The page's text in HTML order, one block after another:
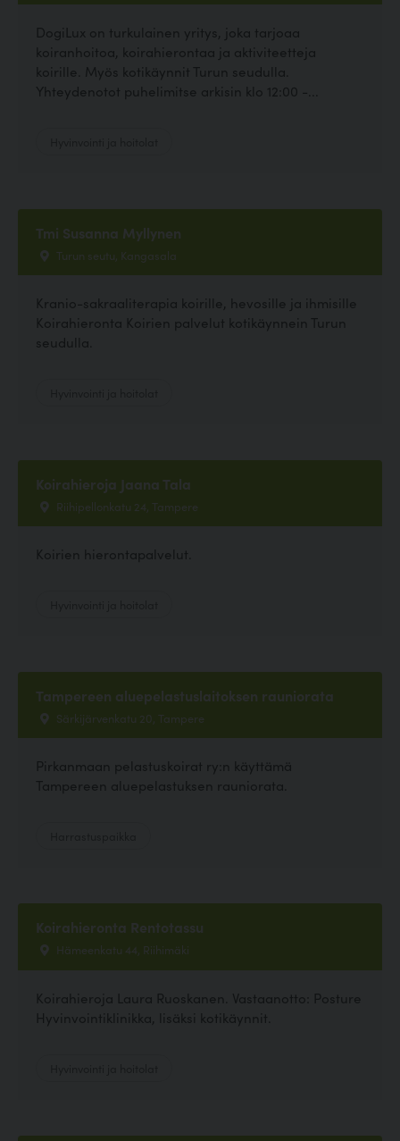
DogiLux on turkulainen yritys, joka tarjoaa
koiranhoitoa, koirahierontaa ja aktiviteetteja
koirille. Myös kotikäynnit Turun seudulla.
Yhteydenotot puhelimitse arkisin klo 12:00 -...
Tmi Susanna Myllynen
Turun seutu, Kangasala
Kranio-sakraaliterapia koirille, hevosille ja ihmisille
Koirahieronta Koirien palvelut kotikäynnein Turun
seudulla.
Koirahieroja Jaana Tala
Riihipellonkatu 24, Tampere
Koirien hierontapalvelut.
Tampereen aluepelastuslaitoksen rauniorata
Särkijärvenkatu 20, Tampere
Pirkanmaan pelastuskoirat ry:n käyttämä
Tampereen aluepelastuksen rauniorata.
Koirahieronta Rentotassu
Hämeenkatu 44, Riihimäki
Koirahieroja Laura Ruoskanen. Vastaanotto: Posture
Hyvinvointiklinikka, lisäksi kotikäynnit.